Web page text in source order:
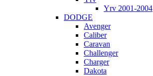
Yrv 2001-2004
DODGE
Avenger
Caliber
Caravan
Challenger
Charger
Dakota